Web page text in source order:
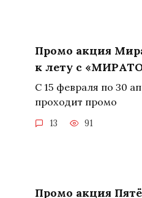
Промо акция
к лету с
С 15 февраля по 30
проходит промо
13 91
Промо акция